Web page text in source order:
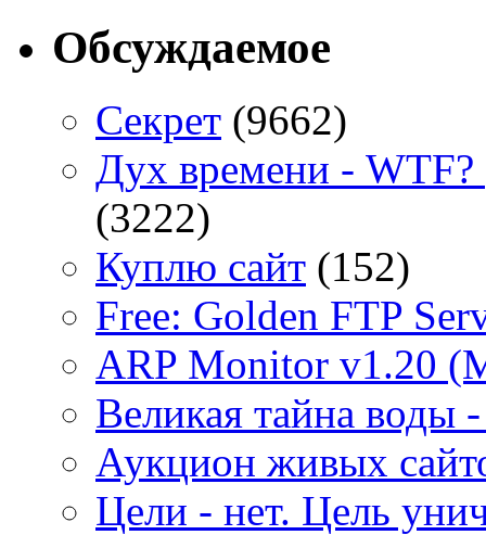
Обсуждаемое
Секрет (9662)
Дух времени - WTF?
(3222)
Куплю сайт (152)
Free: Golden FTP
ARP Monitor v1.20
Великая тайна воды
Аукцион живых
Цели - нет. Цель